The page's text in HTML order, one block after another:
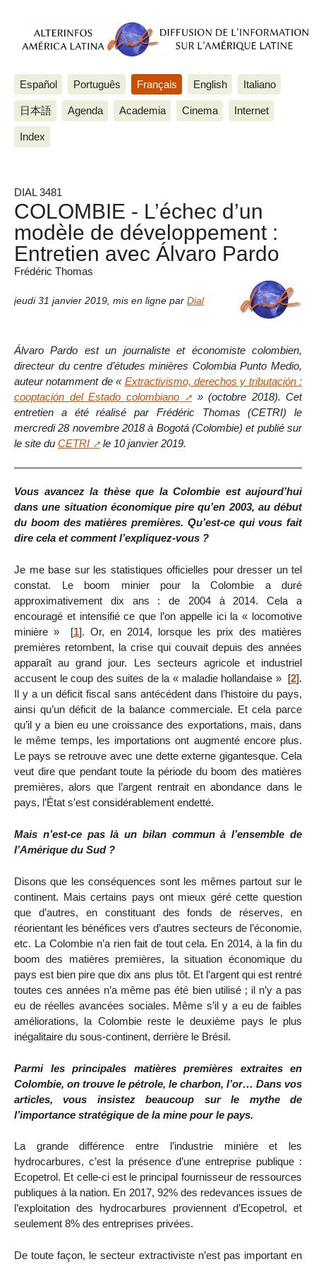
Español Português Français English Italiano
日本語 Agenda Academia Cinema Internet
Index
DIAL 3481
COLOMBIE - L’échec d’un
modèle de développement :
Entretien avec Álvaro Pardo
Frédéric Thomas
jeudi 31 janvier 2019 mis en ligne par Dial
Álvaro Pardo est un journaliste et économiste colombien,
directeur du centre d’études minières Colombia Punto Medio,
auteur notamment de « Extractivismo, derechos y tributación :
cooptación del Estado colombiano
» (octobre 2018). Cet
entretien a été réalisé par Frédéric Thomas (CETRI) le
mercredi 28 novembre 2018 à Bogotá (Colombie) et publié sur
le site du CETRI le 10 janvier 2019.
Vous avancez la thèse que la Colombie est aujourd’hui
dans une situation économique pire qu’en 2003, au début
du boom des matières premières. Qu’est-ce qui vous fait
dire cela et comment l’expliquez-vous ?
Je me base sur les statistiques officielles pour dresser un tel
constat. Le boom minier pour la Colombie a duré
approximativement dix ans : de 2004 à 2014. Cela a
encouragé et intensifié ce que l’on appelle ici la « locomotive
minière »
[1]. Or, en 2014, lorsque les prix des matières
premières retombent, la crise qui couvait depuis des années
apparaît au grand jour. Les secteurs agricole et industriel
accusent le coup des suites de la « maladie hollandaise » [2].
Il y a un déficit fiscal sans antécédent dans l’histoire du pays,
ainsi qu’un déficit de la balance commerciale. Et cela parce
qu’il y a bien eu une croissance des exportations, mais, dans
le même temps, les importations ont augmenté encore plus.
Le pays se retrouve avec une dette externe gigantesque. Cela
veut dire que pendant toute la période du boom des matières
premières, alors que l’argent rentrait en abondance dans le
pays, l’État s’est considérablement endetté.
Mais n’est-ce pas là un bilan commun à l’ensemble de
l’Amérique du Sud ?
Disons que les conséquences sont les mêmes partout sur le
continent. Mais certains pays ont mieux géré cette question
que d’autres, en constituant des fonds de réserves, en
réorientant les bénéfices vers d’autres secteurs de l’économie,
etc. La Colombie n’a rien fait de tout cela. En 2014, à la fin du
boom des matières premières, la situation économique du
pays est bien pire que dix ans plus tôt. Et l’argent qui est rentré
toutes ces années n’a même pas été bien utilisé ; il n’y a pas
eu de réelles avancées sociales. Même s’il y a eu de faibles
améliorations, la Colombie reste le deuxième pays le plus
inégalitaire du sous-continent, derrière le Brésil.
Parmi les principales matières premières extraites en
Colombie, on trouve le pétrole, le charbon, l’or… Dans vos
articles, vous insistez beaucoup sur le mythe de
l’importance stratégique de la mine pour le pays.
La grande différence entre l’industrie minière et les
hydrocarbures, c’est la présence d’une entreprise publique :
Ecopetrol. Et celle-ci est le principal fournisseur de ressources
publiques à la nation. En 2017, 92% des redevances issues de
l’exploitation des hydrocarbures proviennent d’Ecopetrol, et
seulement 8% des entreprises privées.
De toute façon, le secteur extractiviste n’est pas important en